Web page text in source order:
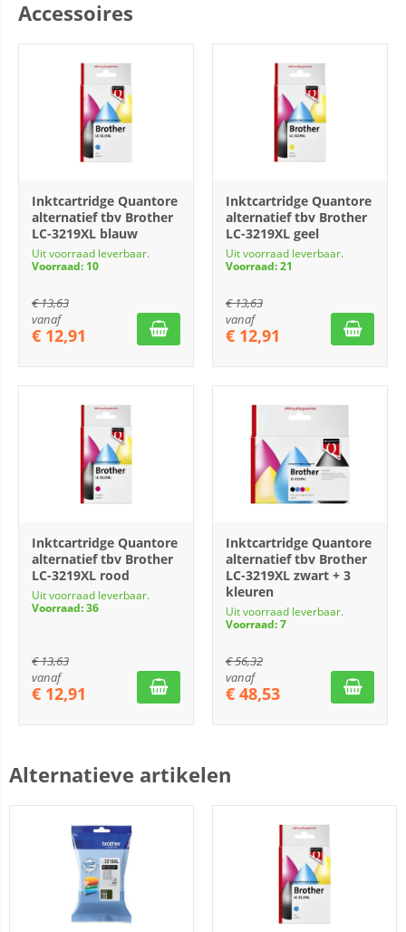
Accessoires
Inktcartridge Quantore
alternatief tbv Brother
LC-3219XL blauw
Uit voorraad leverbaar.
Voorraad: 10
€13,63
vanaf
€ 12,91
Inktcartridge Quantore
alternatief tbv Brother
LC-3219XL geel
Uit voorraad leverbaar.
Voorraad: 21
€13,63
vanaf
€ 12,91
Inktcartridge Quantore
alternatief tbv Brother
LC-3219XL rood
Uit voorraad leverbaar.
Voorraad: 36
€13,63
vanaf
€ 12,91
Inktcartridge Quantore
alternatief tbv Brother
LC-3219XL zwart + 3
kleuren
Uit voorraad leverbaar.
Voorraad: 7
€56,32
vanaf
€ 48,53
Alternatieve artikelen